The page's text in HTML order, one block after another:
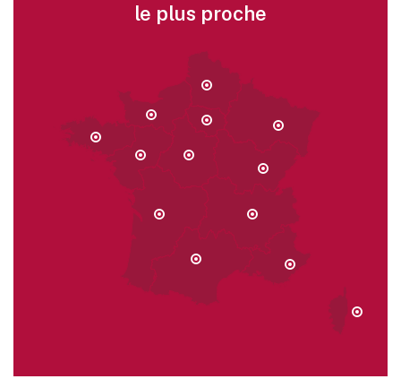
le plus proche